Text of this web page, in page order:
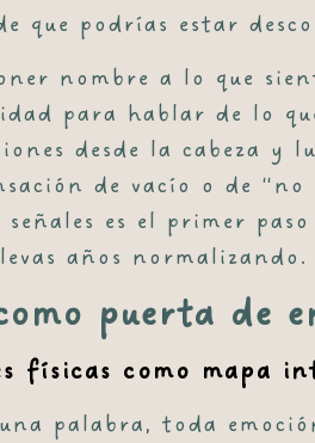
que podrías estar
nombre a lo que
para hablar de lo
desde la cabeza
de vacío o de
señales es el primer paso
años normalizando.
puerta de
físicas como mapa
palabra, toda